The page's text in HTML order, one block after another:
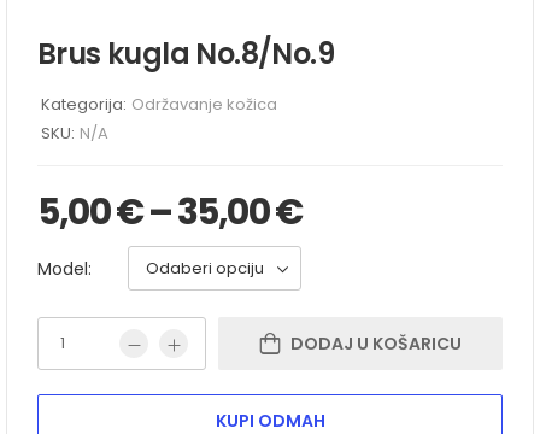
Brus kugla No.8/No.9
Kategorija: Održavanje kožica
SKU: N/A
5,00€–35,00€
Model:
DODAJ U KOŠARICU
KUPI ODMAH